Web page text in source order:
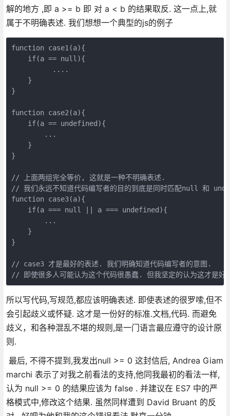
解的地方 ,即 a >= b 即 对 a < b 的结果取反. 这一点上,就
属于不明确表述. 我们想想一个典型的js的例子
function case1(a){
    if(a == null){
          ....
    }
}
function case2(a){
    if(a == undefined){
        ...
    }
}
// 上面两组完全等价, 这就是一种不明确表述.
// 我们永远不知道代码编写者的目的到底是同时匹配null 和
function case3(a){
    if(a === null || a === undefined){
        ...
    }
}
// case3 才是最好的表述. 我们明确知道代码编写者的意图.
// 即使很多人可能认为这个代码很愚蠢. 但我坚定的认为这才是好
所以写代码,写规范,都应该明确表述. 即使表述的很罗嗦,但不
会引起歧义或怀疑. 这才是一份好的标准.文档,代码. 而避免
歧义，和各种混乱不堪的规则,是一门语言最应遵守的设计原
则.
最后, 不得不提到,我发出null >= 0 这封信后, Andrea Giam
marchi 表示了对我之前看法的支持,他同我最初的看法一样,
认为 null >= 0 的结果应该为 false . 并建议在 ES7 中的严
格模式中,修改这个结果. 虽然同样遭到 David Bruant 的反